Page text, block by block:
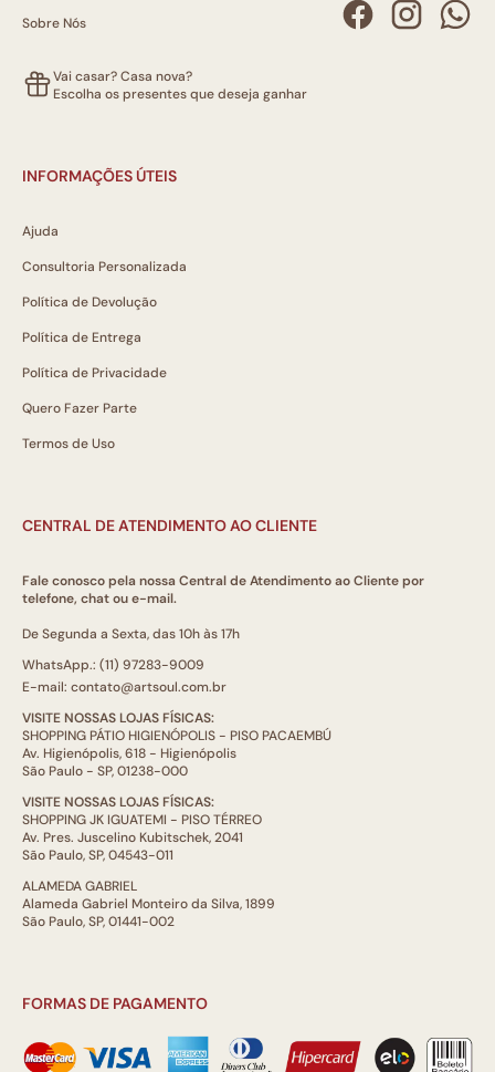
Sobre Nós
Vai casar? Casa nova?
Escolha os presentes que deseja ganhar
INFORMAÇÕES ÚTEIS
Ajuda
Consultoria Personalizada
Política de Devolução
Política de Entrega
Política de Privacidade
Quero Fazer Parte
Termos de Uso
CENTRAL DE ATENDIMENTO AO CLIENTE
Fale conosco pela nossa Central de Atendimento ao Cliente por
telefone, chat ou e-mail.
De Segunda a Sexta, das 10h às 17h
WhatsApp.: (11) 97283-9009
E-mail: contato@artsoul.com.br
VISITE NOSSAS LOJAS FÍSICAS:
SHOPPING PÁTIO HIGIENÓPOLIS - PISO PACAEMBÚ
Av. Higienópolis, 618 - Higienópolis
São Paulo - SP, 01238-000
VISITE NOSSAS LOJAS FÍSICAS:
SHOPPING JK IGUATEMI - PISO TÉRREO
Av. Pres. Juscelino Kubitschek, 2041
São Paulo, SP, 04543-011
ALAMEDA GABRIEL
Alameda Gabriel Monteiro da Silva, 1899
São Paulo, SP, 01441-002
FORMAS DE PAGAMENTO